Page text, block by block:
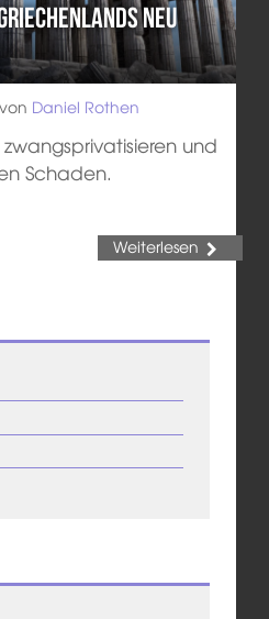
neu
von Daniel Rothen
und
Schaden.
Weiterlesen